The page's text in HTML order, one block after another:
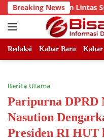
Skip
to
content
Breaking News
Jalan Lintas Sumatera,
Redaksi Kabar Baru Kabar
Berita Utama
Paripurna DPRD
Nasution
Presiden RI HUT